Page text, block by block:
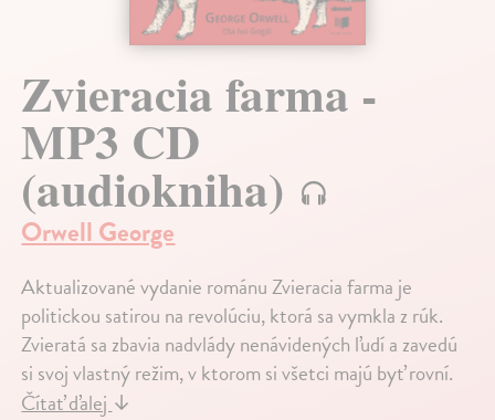
Zvieracia farma -
MP3 CD
(audiokniha)
Orwell George
Aktualizované vydanie románu Zvieracia farma je
politickou satirou na revolúciu, ktorá sa vymkla z rúk.
Zvieratá sa zbavia nadvlády nenávidených ľudí a zavedú
si svoj vlastný režim, v ktorom si všetci majú byť rovní.
Čítať ďalej ↓